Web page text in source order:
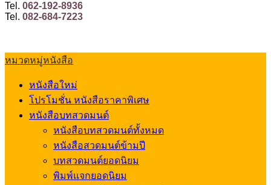
Tel. 062-192-8936
Tel. 082-684-7223
หมวดหมู่หนังสือ
หนังสือใหม่
โปรโมชั่น หนังสือราคาพิเศษ
หนังสือบทสวดมนต์
หนังสือบทสวดมนต์ทั้งหมด
หนังสือสวดมนต์ข้ามปี
บทสวดมนต์ยอดนิยม
พิมพ์แจกยอดนิยม